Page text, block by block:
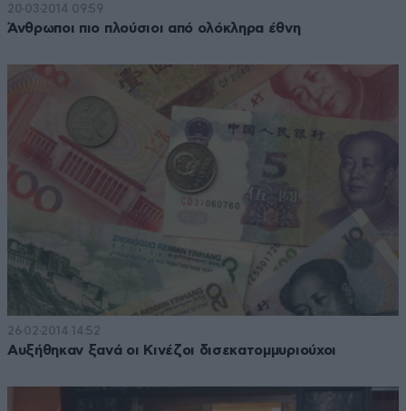
20·03·2014 09:59
Άνθρωποι πιο πλούσιοι από ολόκληρα έθνη
26·02·2014 14:52
Αυξήθηκαν ξανά οι Κινέζοι δισεκατομμυριούχοι